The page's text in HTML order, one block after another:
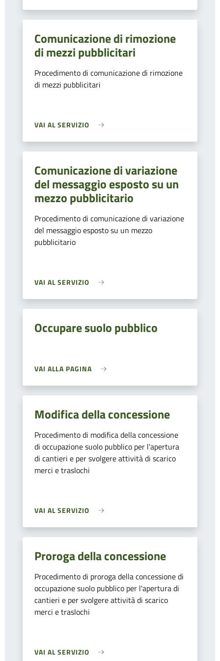
Comunicazione di rimozione
di mezzi pubblicitari
Procedimento di comunicazione di rimozione
di mezzi pubblicitari
VAI AL SERVIZIO
Comunicazione di variazione
del messaggio esposto su un
mezzo pubblicitario
Procedimento di comunicazione di variazione
del messaggio esposto su un mezzo
pubblicitario
VAI AL SERVIZIO
Occupare suolo pubblico
VAI ALLA PAGINA
Modifica della concessione
Procedimento di modifica della concessione
di occupazione suolo pubblico per l'apertura
di cantieri e per svolgere attività di scarico
merci e traslochi
VAI AL SERVIZIO
Proroga della concessione
Procedimento di proroga della concessione di
occupazione suolo pubblico per l'apertura di
cantieri e per svolgere attività di scarico
merci e traslochi
VAI AL SERVIZIO